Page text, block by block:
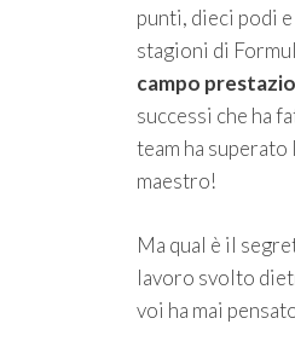
punti, dieci podi
stagioni di
campo
successi che ha
team ha superato
maestro!
Ma qual è il
lavoro svolto
voi ha mai